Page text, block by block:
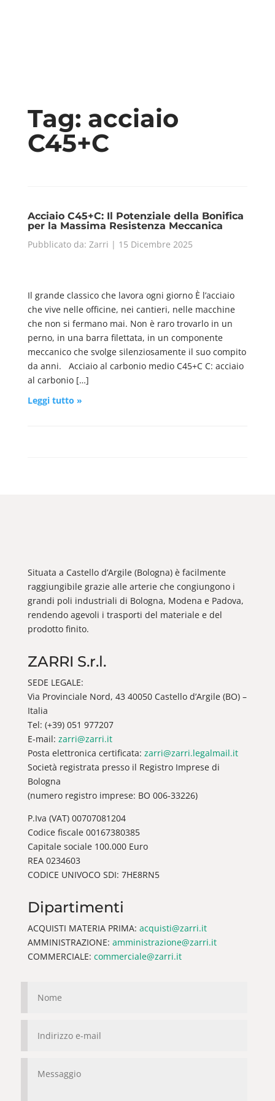
Tag: acciaio
C45+C
Acciaio C45+C: Il Potenziale della Bonifica
per la Massima Resistenza Meccanica
Pubblicato da: Zarri | 15 Dicembre 2025
Il grande classico che lavora ogni giorno È l’acciaio
che vive nelle officine, nei cantieri, nelle macchine
che non si fermano mai. Non è raro trovarlo in un
perno, in una barra filettata, in un componente
meccanico che svolge silenziosamente il suo compito
da anni. Acciaio al carbonio medio C45+C C: acciaio
al carbonio […]
Leggi tutto »
Situata a Castello d’Argile (Bologna) è facilmente
raggiungibile grazie alle arterie che congiungono i
grandi poli industriali di Bologna, Modena e Padova,
rendendo agevoli i trasporti del materiale e del
prodotto finito.
ZARRI S.r.l.
SEDE LEGALE:
Via Provinciale Nord, 43 40050 Castello d’Argile (BO) –
Italia
Tel: (+39) 051 977207
E-mail: zarri@zarri.it
Posta elettronica certificata: zarri@zarri.legalmail.it
Società registrata presso il Registro Imprese di
Bologna
(numero registro imprese: BO 006-33226)
P.Iva (VAT) 00707081204
Codice fiscale 00167380385
Capitale sociale 100.000 Euro
REA 0234603
CODICE UNIVOCO SDI: 7HE8RN5
Dipartimenti
ACQUISTI MATERIA PRIMA: acquisti@zarri.it
AMMINISTRAZIONE: amministrazione@zarri.it
COMMERCIALE: commerciale@zarri.it